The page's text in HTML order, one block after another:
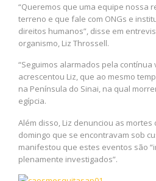
“Queremos que uma equipe nossa
terreno e que fale com ONGs e
direitos humanos”, disse em
organismo, Liz Throssell.
“Seguimos alarmados pela contínua
acrescentou Liz, que ao mesmo
na Península do Sinai, na qual
egípcia.
Além disso, Liz denunciou as
domingo que se encontravam sob
manifestou que estes eventos são
plenamente investigados”.